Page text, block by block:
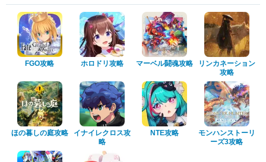
FGO攻略 ホロドリ攻略 マーベル闘魂攻略
リンカネーション
攻略
ほの暮しの庭攻略
イナイレクロス攻
略
NTE攻略
モンハンストーリ
ーズ3攻略